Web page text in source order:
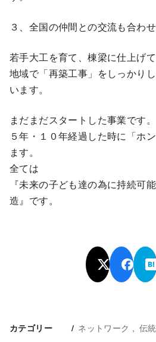
３、全国の仲間との交流も合わ
若手大工を育て、棟梁に仕上げて
地域で「再築工事」をしっかり
います。
まだまだスタートした事業です。
５年・１０年経過した時に「ホ
ます。
全ては
『未来の子ども達の為に持続可
造』です。
カテゴリー ネットワーク 伝統